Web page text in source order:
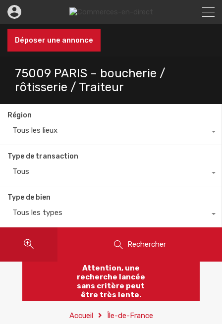
Déposer une annonce
75009 PARIS – boucherie /
rôtisserie / Traiteur
Région
Tous les lieux
Type de transaction
Tous
Type de bien
Tous les types
Rechercher
Attention, une
recherche lancée
sans critère peut
être très lente.
Accueil Île-de-France